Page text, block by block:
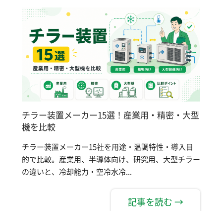
チラー装置メーカー15選！産業用・精密・大型
機を比較
チラー装置メーカー15社を用途・温調特性・導入目
的で比較。産業用、半導体向け、研究用、大型チラー
の違いと、冷却能力・空冷水冷...
記事を読む →